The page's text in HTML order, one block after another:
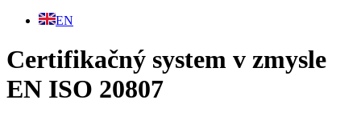
EN
Certifikačný system v zmysle
EN ISO 20807